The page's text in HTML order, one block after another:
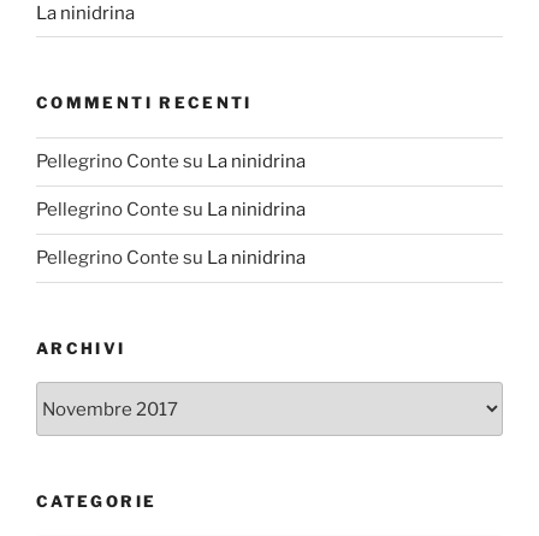
La ninidrina
COMMENTI RECENTI
Pellegrino Conte su La ninidrina
Pellegrino Conte su La ninidrina
Pellegrino Conte su La ninidrina
ARCHIVI
CATEGORIE